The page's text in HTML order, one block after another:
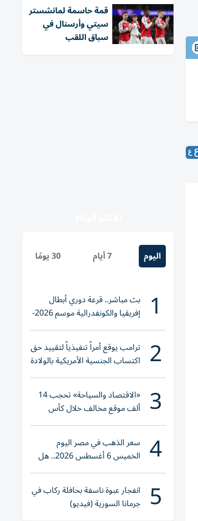
قمة حاسمة لمانشستر
سيتي وأرسنال في
سباق اللقب
اليوم 7 أيام 30 يومًا
1 بث مباشر.. قرعة دوري أبطال
إفريقيا والكونفدرالية موسم 2026-
2027
2 ترامب يوقع أمراً تنفيذياً لتقييد حق
اكتساب الجنسية الأمريكية بالولادة
3 «الاقتصاد والسياحة» تحجب 14
ألف موقع مخالف خلال كأس
العالم 2026
4 سعر الذهب في مصر اليوم
الخميس 6 أغسطس 2026.. هل
تنوي الشراء؟
5 انفجار عبوة ناسفة بحافلة ركاب في
جرمانا السورية (فيديو)